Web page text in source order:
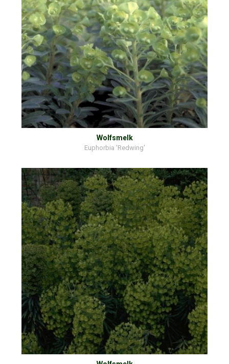
Wolfsmelk
Euphorbia 'Redwing'